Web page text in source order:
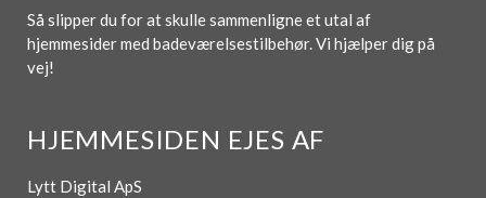
Så slipper du for at skulle sammenligne et utal af
hjemmesider med badeværelsestilbehør. Vi hjælper dig på
vej!
HJEMMESIDEN EJES AF
Lytt Digital ApS